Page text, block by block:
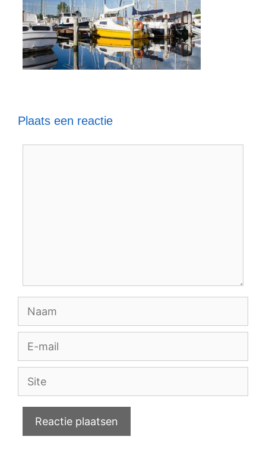
Plaats een reactie
Naam
mail
Site